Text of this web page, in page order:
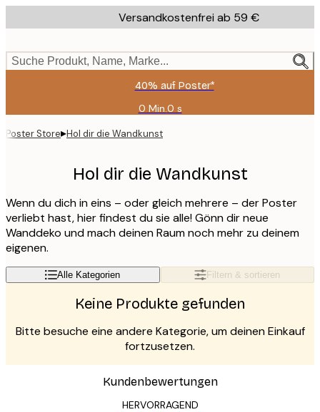
to
content.
Versandkostenfrei ab 59 €
Suche Produkt, Name, Marke...
40% auf Poster*
0 Min.0 s
Gültig
2026-
09
Poster Store▸Hol dir die Wandkunst
Hol dir die Wandkunst
Wenn du dich in eins – oder gleich mehrere – der Poster
verliebt hast, hier findest du sie alle! Gönn dir neue
Wanddeko und mach deinen Raum noch mehr zu deinem
eigenen.
Alle Kategorien Filtern & sortieren
Keine Produkte gefunden
Bitte besuche eine andere Kategorie, um deinen Einkauf
fortzusetzen.
Kundenbewertungen
HERVORRAGEND